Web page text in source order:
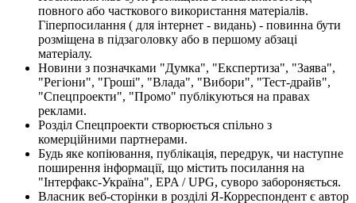
повного або часткового використання матеріалів.
Гіперпосилання ( для інтернет - видань) - повинна бути
розміщена в підзаголовку або в першому абзаці
матеріалу.
Новини з позначками "Думка", "Експертиза", "Заява",
"Регіони", "Гроші", "Влада", "Вибори", "Тест-драйв",
"Спецпроекти", "Промо" публікуються на правах
реклами.
Розділ Спецпроекти створюється спільно з
комерційними партнерами.
Будь яке копіювання, публікація, передрук, чи наступне
поширення інформації, що містить посилання на
"Інтерфакс-Україна", EPA / UPG, суворо забороняється.
Власник веб-сторінки в розділі Я-Корреспондент є автор